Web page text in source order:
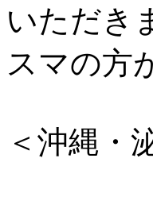
いただき
スマの方
＜沖縄・